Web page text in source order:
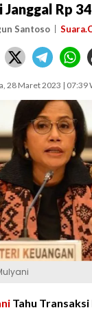
Janggal Rp
Santoso
28 Maret 2023 | 07:39
Tahu Transaksi